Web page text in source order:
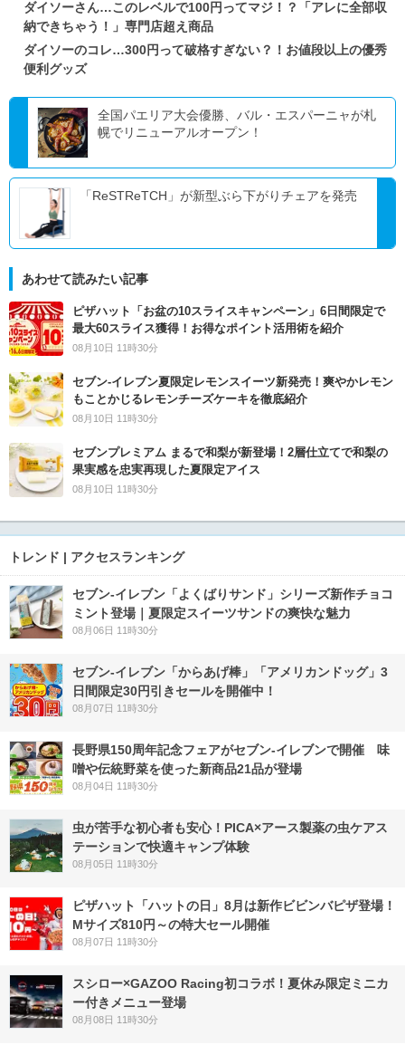
ダイソーさん…このレベルで100円ってマジ！？「アレに全部収
納できちゃう！」専門店超え商品
ダイソーのコレ…300円って破格すぎない？！お値段以上の優秀
便利グッズ
全国パエリア大会優勝、バル・エスパーニャが札
幌でリニューアルオープン！
「ReSTReTCH」が新型ぶら下がりチェアを発売
あわせて読みたい記事
ピザハット「お盆の10スライスキャンペーン」6日間限定で
最大60スライス獲得！お得なポイント活用術を紹介
08月10日 11時30分
セブン‐イレブン夏限定レモンスイーツ新発売！爽やかレモン
もことかじるレモンチーズケーキを徹底紹介
08月10日 11時30分
セブンプレミアム まるで和梨が新登場！2層仕立てで和梨の
果実感を忠実再現した夏限定アイス
08月10日 11時30分
トレンド | アクセスランキング
セブン‐イレブン「よくばりサンド」シリーズ新作チョコ
ミント登場｜夏限定スイーツサンドの爽快な魅力
08月06日 11時30分
セブン‐イレブン「からあげ棒」「アメリカンドッグ」3
日間限定30円引きセールを開催中！
08月07日 11時30分
長野県150周年記念フェアがセブン-イレブンで開催 味
噌や伝統野菜を使った新商品21品が登場
08月04日 11時30分
虫が苦手な初心者も安心！PICA×アース製薬の虫ケアス
テーションで快適キャンプ体験
08月05日 11時30分
ピザハット「ハットの日」8月は新作ビビンバピザ登場！
Mサイズ810円～の特大セール開催
08月07日 11時30分
スシロー×GAZOO Racing初コラボ！夏休み限定ミニカ
ー付きメニュー登場
08月08日 11時30分